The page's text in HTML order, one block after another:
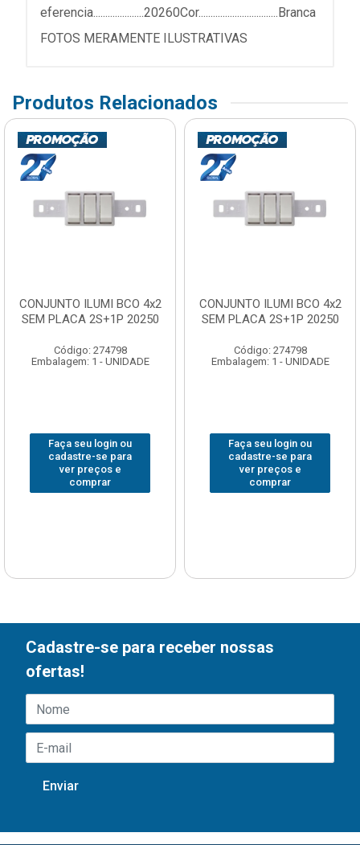
eferencia.....................20260Cor.................................Branca
FOTOS MERAMENTE ILUSTRATIVAS
Produtos Relacionados
CONJUNTO ILUMI BCO 4x2
SEM PLACA 2S+1P 20250
Código: 274798
Embalagem: 1 - UNIDADE
Faça seu login ou
cadastre-se para
ver preços e
comprar
CONJUNTO ILUMI BCO 4x2
SEM PLACA 2S+1P 20250
Código: 274798
Embalagem: 1 - UNIDADE
Faça seu login ou
cadastre-se para
ver preços e
comprar
Cadastre-se para receber nossas
ofertas!